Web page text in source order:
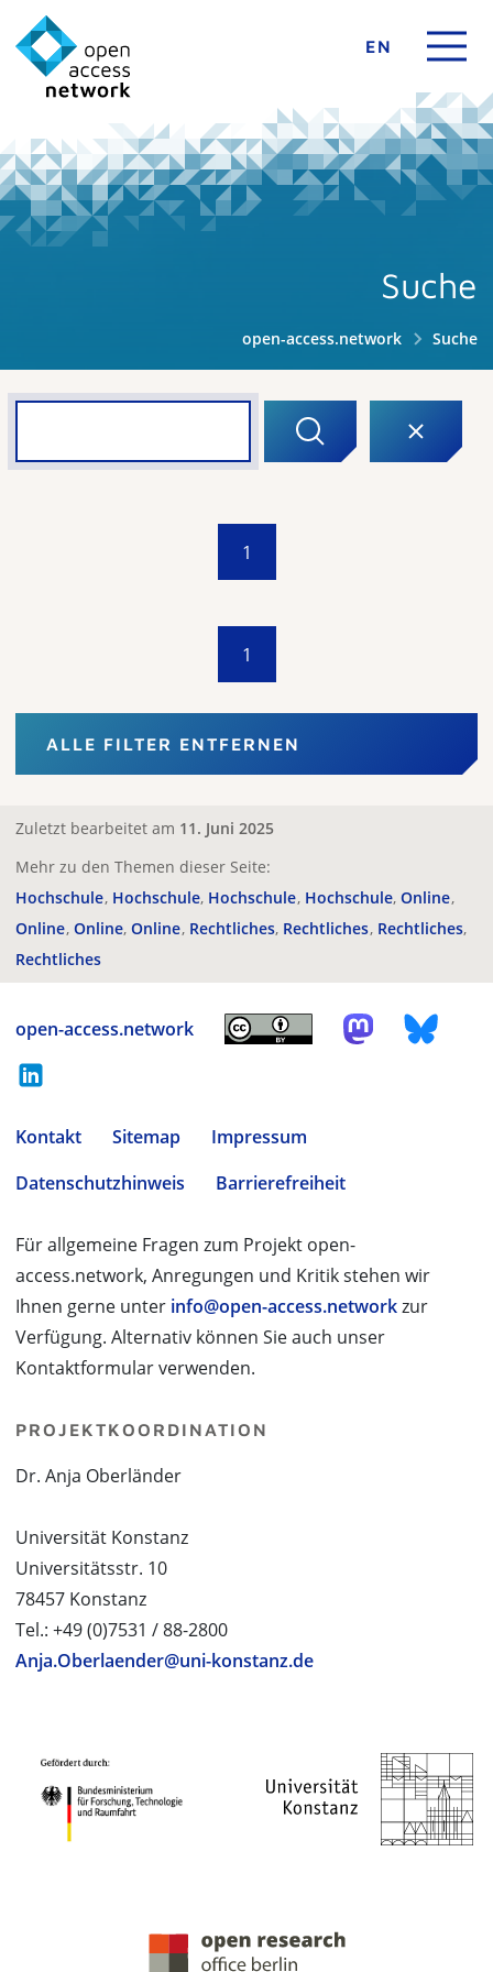
EN
Suche
open-access.network Suche
1
1
ALLE FILTER ENTFERNEN
Zuletzt bearbeitet am 11. Juni 2025
Mehr zu den Themen dieser Seite:
Hochschule Hochschule Hochschule Hochschule Online
Online Online Online Rechtliches Rechtliches Rechtliches
Rechtliches
open-access.network
Kontakt Sitemap
Impressum
Datenschutzhinweis
Barrierefreiheit
Für allgemeine Fragen zum Projekt open-
access.network, Anregungen und Kritik stehen wir
Ihnen gerne unter info@open-access.networkzur
Verfügung. Alternativ können Sie auch unser
Kontaktformular verwenden.
PROJEKTKOORDINATION
Dr. Anja Oberländer
Universität Konstanz
Universitätsstr. 10
78457 Konstanz
Tel.: +49 (0)7531 / 88-2800
Anja.Oberlaender@uni-konstanz.de